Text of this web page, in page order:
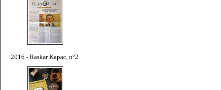
2016 - Raskar Kapac, n°2